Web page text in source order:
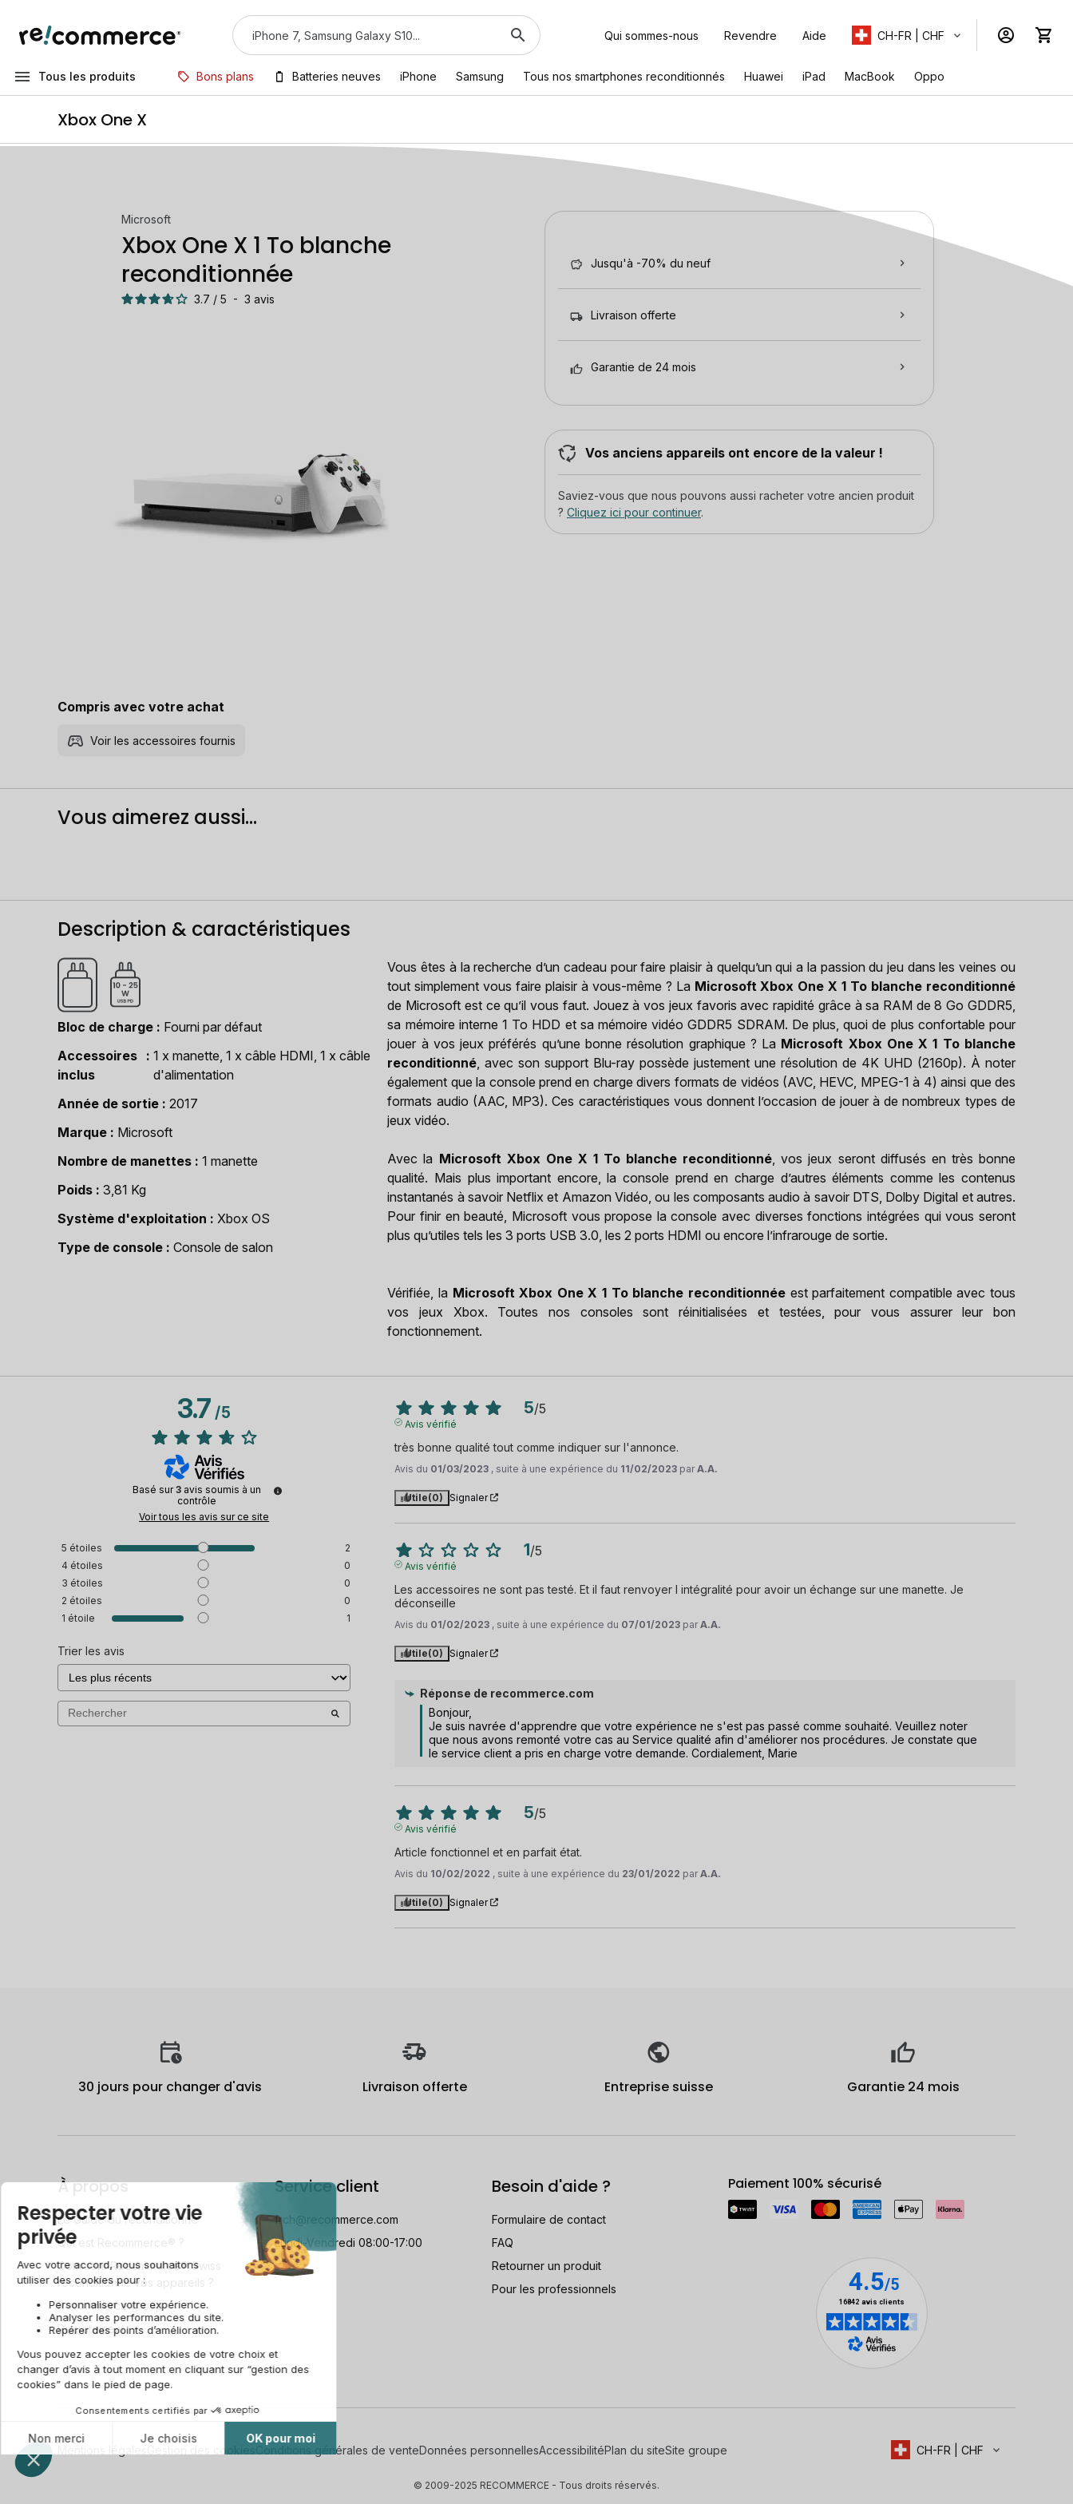
Qui sommes-nous Revendre Aide CH-FR | CHF
Tous les produits Bons plans Batteries neuves iPhone Samsung Tous nos smartphones reconditionnés Huawei iPad MacBook Oppo
Xbox One X
Microsoft
Xbox One X 1 To blanche
reconditionnée
3.7 / 5 - 3 avis
Compris avec votre achat
Voir les accessoires fournis
Jusqu'à -70% du neuf
Livraison offerte
Garantie de 24 mois
Vos anciens appareils ont encore de la valeur !
Saviez-vous que nous pouvons aussi racheter votre ancien produit
? Cliquez ici pour continuer.
Vous aimerez aussi...
Description & caractéristiques
Bloc de charge
Fourni par défaut
Accessoires
inclus
1 x manette, 1 x câble HDMI, 1 x câble
d'alimentation
Année de sortie
2017
Marque
Microsoft
Nombre de manettes
1 manette
Poids
3,81 Kg
Système d'exploitation
Xbox OS
Type de console
Console de salon
Vous êtes à la recherche d’un cadeau pour faire plaisir à quelqu’un qui a la passion du jeu dans les veines ou
tout simplement vous faire plaisir à vous-même ? La Microsoft Xbox One X 1 To blanche reconditionné
de Microsoft est ce qu’il vous faut. Jouez à vos jeux favoris avec rapidité grâce à sa RAM de 8 Go GDDR5,
sa mémoire interne 1 To HDD et sa mémoire vidéo GDDR5 SDRAM. De plus, quoi de plus confortable pour
jouer à vos jeux préférés qu’une bonne résolution graphique ? La Microsoft Xbox One X 1 To blanche
reconditionné, avec son support Blu-ray possède justement une résolution de 4K UHD (2160p). À noter
également que la console prend en charge divers formats de vidéos (AVC, HEVC, MPEG-1 à 4) ainsi que des
formats audio (AAC, MP3). Ces caractéristiques vous donnent l’occasion de jouer à de nombreux types de
jeux vidéo.
Avec la Microsoft Xbox One X 1 To blanche reconditionné, vos jeux seront diffusés en très bonne
qualité. Mais plus important encore, la console prend en charge d’autres éléments comme les contenus
instantanés à savoir Netflix et Amazon Vidéo, ou les composants audio à savoir DTS, Dolby Digital et autres.
Pour finir en beauté, Microsoft vous propose la console avec diverses fonctions intégrées qui vous seront
plus qu’utiles tels les 3 ports USB 3.0, les 2 ports HDMI ou encore l’infrarouge de sortie.
Vérifiée, la Microsoft Xbox One X 1 To blanche reconditionnéeest parfaitement compatible avec tous
vos jeux Xbox. Toutes nos consoles sont réinitialisées et testées, pour vous assurer leur bon
fonctionnement.
3.7/5
Basé sur3 avis soumis à un
contrôle
Voir tous les avis sur ce site
5 étoiles
2
4 étoiles
0
3 étoiles
0
2 étoiles
0
1 étoile 1
Trier les avis
5/5
Avis vérifié
très bonne qualité tout comme indiquer sur l'annonce.
Avis du 01/03/2023 , suite à une expérience du 11/02/2023 parA.A.
Utile(0) Signaler
1/5
Avis vérifié
Les accessoires ne sont pas testé. Et il faut renvoyer l intégralité pour avoir un échange sur une manette. Je
déconseille
Avis du 01/02/2023 , suite à une expérience du 07/01/2023 parA.A.
Utile(0) Signaler
Réponse de recommerce.com
Bonjour,
Je suis navrée d'apprendre que votre expérience ne s'est pas passé comme souhaité. Veuillez noter
que nous avons remonté votre cas au Service qualité afin d'améliorer nos procédures. Je constate que
le service client a pris en charge votre demande. Cordialement, Marie
5/5
Avis vérifié
Article fonctionnel et en parfait état.
Avis du 10/02/2022 , suite à une expérience du 23/01/2022 parA.A.
Utile(0) Signaler
30 jours pour changer d'avis Livraison offerte Entreprise suisse Garantie 24 mois
À propos
Le Guide du reconditionné
Qui est Recommerce® ?
Comment Recommerce® Swiss
reconditionne vos appareils ?
Recommerce group
Recrutement
Service client
frch@recommerce.com
Lundi-Vendredi 08:00-17:00
Besoin d'aide ?
Formulaire de contact
FAQ
Retourner un produit
Pour les professionnels
Paiement 100% sécurisé
Conditions générales de venteDonnées personnellesAccessibilitéPlan du siteSite groupe CH-FR | CHF
© 2009-2025 RECOMMERCE - Tous droits réservés.